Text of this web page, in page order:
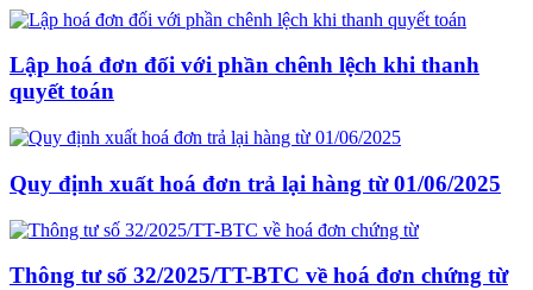
Lập hoá đơn đối với phần chênh lệch khi thanh
quyết toán
Quy định xuất hoá đơn trả lại hàng từ 01/06/2025
Thông tư số 32/2025/TT-BTC về hoá đơn chứng từ